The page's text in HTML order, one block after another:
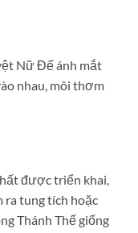
Nữ Đế ánh mắt
nhau, môi thơm
được triển khai,
tung tích hoặc
Thánh Thể giống